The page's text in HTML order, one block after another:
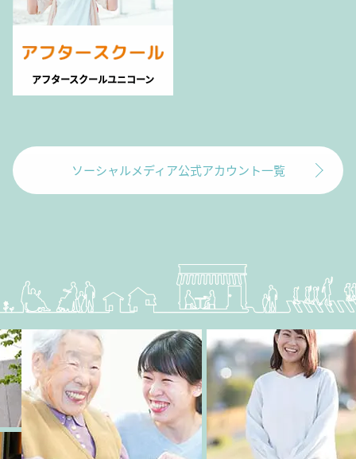
アフタースクールユニコーン
ソーシャルメディア公式アカウント一覧